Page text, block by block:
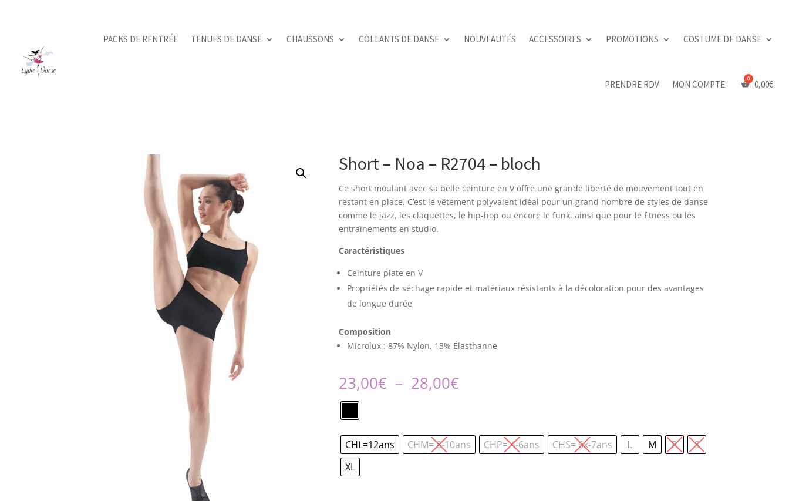
PACKS DE RENTRÉE TENUES DE DANSE CHAUSSONS COLLANTS DE DANSE NOUVEAUTÉS ACCESSOIRES PROMOTIONS COSTUME DE DANSE
PRENDRE RDV MON COMPTE 0,00€
Short – Noa – R2704 – bloch
Ce short moulant avec sa belle ceinture en V offre une grande liberté de mouvement tout en
restant en place. C’est le vêtement polyvalent idéal pour un grand nombre de styles de danse
comme le jazz, les claquettes, le hip-hop ou encore le funk, ainsi que pour le fitness ou les
entraînements en studio.
Caractéristiques
Ceinture plate en V
Propriétés de séchage rapide et matériaux résistants à la décoloration pour des avantages
de longue durée
Composition
Microlux : 87% Nylon, 13% Élasthanne
23,00€ – 28,00€Plage
à
28,00€
CHL=12ans CHM= 8-10ans CHP= 4-6ans CHS= 6x-7ans L M P
S
XL